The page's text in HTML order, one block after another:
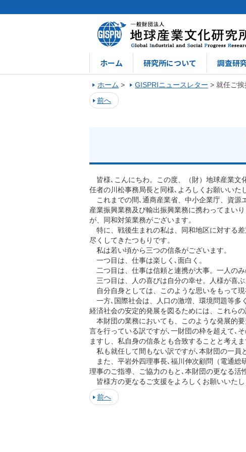
ホーム 研究所について 調査研
ホーム > GISPRIニュースレター > 就任ご挨
前へ
皆様､こんにちわ。この度、（財）地球産業文
任者の川松事務局長と同様､よろしくお願いいた
これまでの間､通商産業省、中小企業庁、資源
産業振興業務及び輸出振興業務に携わってまい
が、同和対策業務がございます。
特に、戦後生まれの私は、同和地区に対する
尽くしてきたつもりです。
私は若い頃から三つの信条がございます。
一つ目は、仕事は楽しく､面白く。
二つ目は、仕事は信頼と連携が大事。一人のみ
三つ目は、人の喜びは自分の幸せ。人様が喜ぶ
自分自身としては、このような思いをもって現
一方､国際社会は、人口の激増、環境問題等多
経済社会の安定的発展を図るためには、これら
本財団の業務においても、このような発展的
言を行っている訳ですが､一財団の枠を超えて､
ますし、私自身の信条とも合致することと考えま
私も就任して間もない訳ですが､本財団の一員
また、平岩外四理事長､福川伸次顧問（電通総
理事のご指導、ご協力のもと､本財団の更なる活
皆様方の更なるご支援をよろしくお願いいたし
前へ